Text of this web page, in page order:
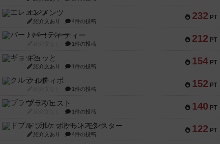
232 PT
エレメンツ
紹介文あり 4件の投稿
212 PT
バー！パーティー
1件の投稿
154 PT
ギョッと
紹介文あり 1件の投稿
152 PT
クルティボ
1件の投稿
140 PT
ブラヴェスト
1件の投稿
122 PT
ドブル：ポケットモンスター
紹介文あり 4件の投稿